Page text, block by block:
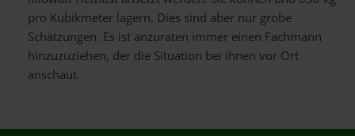
pro Kubikmeter lagern. Dies sind aber nur grobe
Schätzungen. Es ist anzuraten immer einen Fachmann
hinzuzuziehen, der die Situation bei Ihnen vor Ort
anschaut.